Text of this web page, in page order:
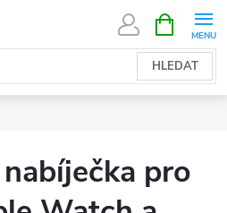
HLEDAT
NÁKUPNÍ
KOŠÍK
pro